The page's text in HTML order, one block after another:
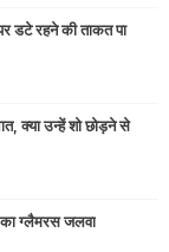
डटे रहने की ताकत पा
क्या उन्हें शो छोड़ने से
ग्लैमरस जलवा